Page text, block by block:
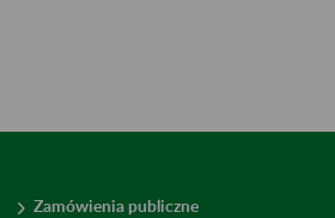
Zamówienia publiczne